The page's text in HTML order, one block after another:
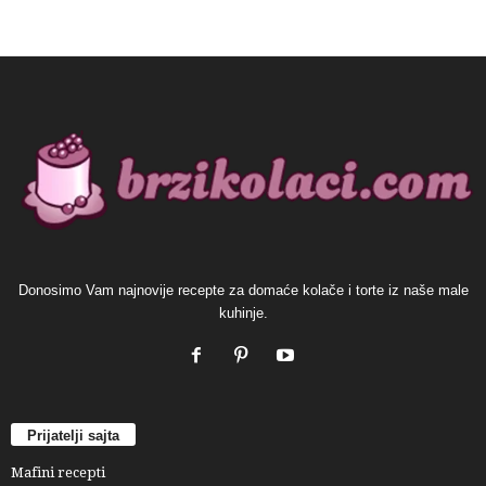
Donosimo Vam najnovije recepte za domaće kolače i torte iz naše male
kuhinje.
Prijatelji sajta
Mafini recepti